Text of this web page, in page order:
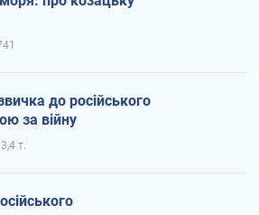
до російського
за війну
3,4 т.